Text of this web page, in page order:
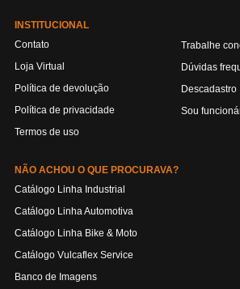
INSTITUCIONAL
Contato
Loja Virtual
Política de devolução
Política de privacidade
Termos de uso
Trabalhe
Dúvidas
Descadastro
Sou
NÃO ACHOU O QUE PROCURAVA?
Catálogo Linha Industrial
Catálogo Linha Automotiva
Catálogo Linha Bike & Moto
Catálogo Vulcaflex Service
Banco de Imagens